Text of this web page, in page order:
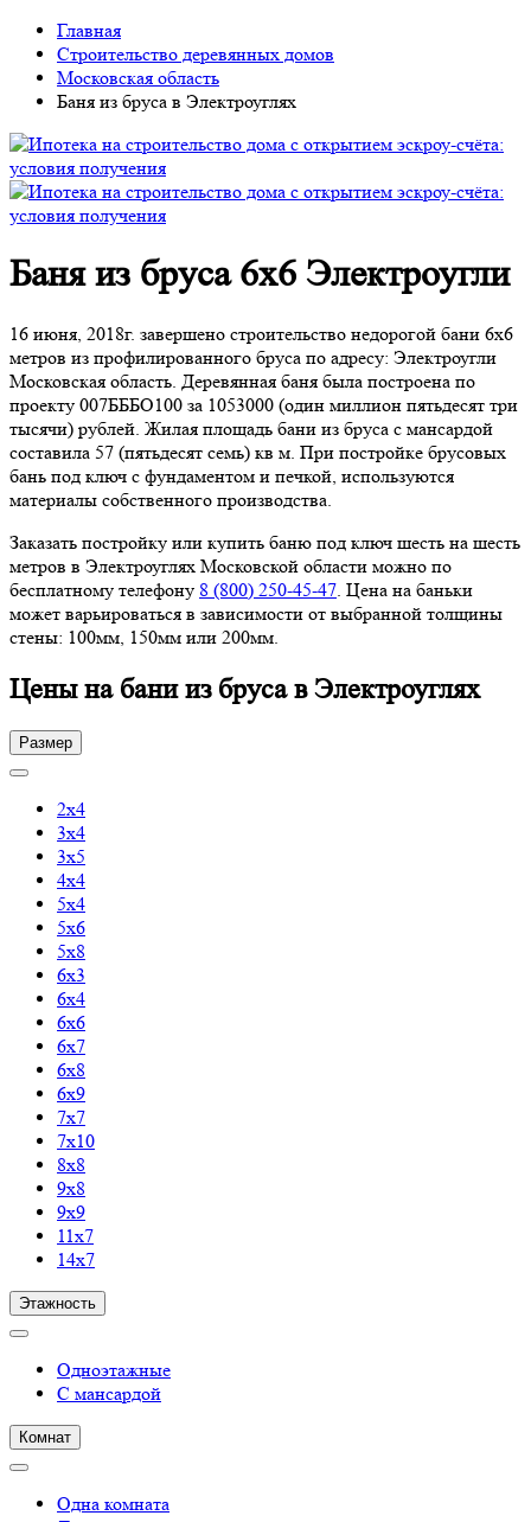
Главная
Строительство деревянных домов
Московская область
Баня из бруса в Электроуглях
Баня из бруса 6х6 Электроугли
16 июня, 2018г. завершено строительство недорогой бани 6х6
метров из профилированного бруса по адресу: Электроугли
Московская область. Деревянная баня была построена по
проекту 007БББО100 за 1053000 (один миллион пятьдесят три
тысячи) рублей. Жилая площадь бани из бруса с мансардой
составила 57 (пятьдесят семь) кв м. При постройке брусовых
бань под ключ с фундаментом и печкой, используются
материалы собственного производства.
Заказать постройку или купить баню под ключ шесть на шесть
метров в Электроуглях Московской области можно по
бесплатному телефону 8 (800) 250-45-47. Цена на баньки
может варьироваться в зависимости от выбранной толщины
стены: 100мм, 150мм или 200мм.
Цены на бани из бруса в Электроуглях
Размер
2х4
3х4
3х5
4х4
5х4
5х6
5х8
6х3
6х4
6х6
6х7
6х8
6х9
7х7
7х10
8х8
9х8
9х9
11х7
14х7
Этажность
Одноэтажные
С мансардой
Комнат
Одна комната